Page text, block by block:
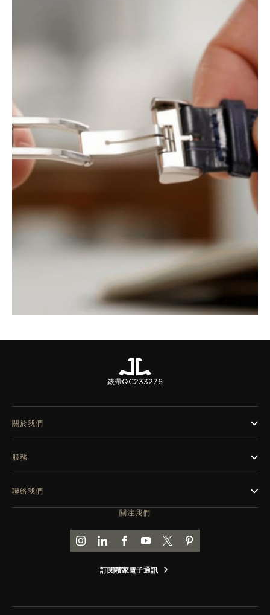
錶帶QC233276
關注我們
前往積家 INSTAGRAM 頁面
前往積家 LINKEDIN 頁面
前往積家 FACEBOOK 頁面
前往積家 YOUTUBE 頁面
前往積家推特頁面
前往積家 PINTEREST
訂閱積家電子通訊
關於我們
服務
聯絡我們